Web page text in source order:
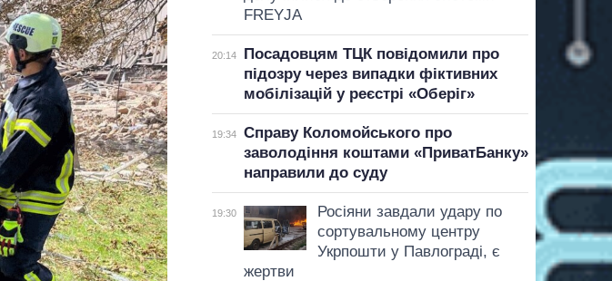
FREYJA
20:14
Посадовцям ТЦК повідомили про
підозру через випадки фіктивних
мобілізацій у реєстрі «Оберіг»
19:34
Справу Коломойського про
заволодіння коштами «ПриватБанку»
направили до суду
19:30
Росіяни завдали удару по
сортувальному центру
Укрпошти у Павлограді, є
жертви